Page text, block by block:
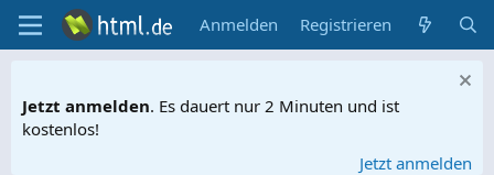
Anmelden Registrieren
Jetzt anmelden. Es dauert nur 2 Minuten und ist
kostenlos!
Jetzt anmelden